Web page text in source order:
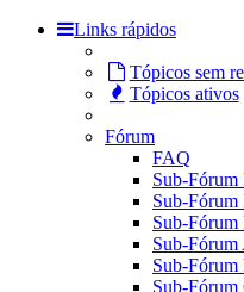
Links rápidos
Tópicos sem
Tópicos ativos
Fórum
FAQ
Sub-Fórum
Sub-Fórum
Sub-Fórum
Sub-Fórum
Sub-
Sub-Fórum